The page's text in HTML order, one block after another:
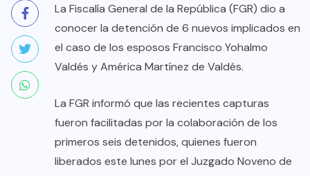
La Fiscalía General de la República (FGR) dio a
conocer la detención de 6 nuevos implicados en
el caso de los esposos Francisco Yohalmo
Valdés y América Martínez de Valdés.
La FGR informó que las recientes capturas
fueron facilitadas por la colaboración de los
primeros seis detenidos, quienes fueron
liberados este lunes por el Juzgado Noveno de